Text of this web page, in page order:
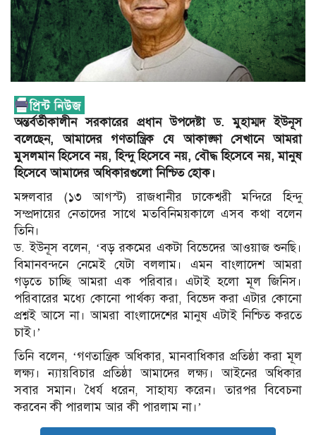
অন্তর্বর্তীকালীন সরকারের প্রধান উপদেষ্টা ড. মুহাম্মদ ইউনূস
বলেছেন, আমাদের গণতান্ত্রিক যে আকাঙ্ক্ষা সেখানে আমরা
মুসলমান হিসেবে নয়, হিন্দু হিসেবে নয়, বৌদ্ধ হিসেবে নয়, মানুষ
হিসেবে আমাদের অধিকারগুলো নিশ্চিত হোক।
মঙ্গলবার (১৩ আগস্ট) রাজধানীর ঢাকেশ্বরী মন্দিরে হিন্দু
সম্প্রদায়ের নেতাদের সাথে মতবিনিময়কালে এসব কথা বলেন
তিনি।
ড. ইউনূস বলেন, ‘বড় রকমের একটা বিভেদের আওয়াজ শুনছি।
বিমানবন্দনে নেমেই যেটা বললাম। এমন বাংলাদেশ আমরা
গড়তে চাচ্ছি আমরা এক পরিবার। এটাই হলো মূল জিনিস।
পরিবারের মধ্যে কোনো পার্থক্য করা, বিভেদ করা এটার কোনো
প্রশ্নই আসে না। আমরা বাংলাদেশের মানুষ এটাই নিশ্চিত করতে
চাই।’
তিনি বলেন, ‘গণতান্ত্রিক অধিকার, মানবাধিকার প্রতিষ্ঠা করা মূল
লক্ষ্য। ন্যায়বিচার প্রতিষ্ঠা আমাদের লক্ষ্য। আইনের অধিকার
সবার সমান। ধৈর্য ধরেন, সাহায্য করেন। তারপর বিবেচনা
করবেন কী পারলাম আর কী পারলাম না।’